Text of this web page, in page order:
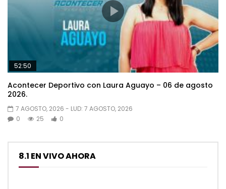
52:50
Acontecer Deportivo con Laura Aguayo – 06 de agosto
2026.
7 AGOSTO, 2026 - LUD: 7 AGOSTO, 2026
0
25 0
8.1 EN VIVO AHORA